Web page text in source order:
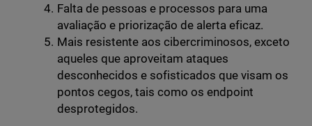
Falta de pessoas e processos para uma
avaliação e priorização de alerta eficaz.
Mais resistente aos cibercriminosos, exceto
aqueles que aproveitam ataques
desconhecidos e sofisticados que visam os
pontos cegos, tais como os endpoint
desprotegidos.